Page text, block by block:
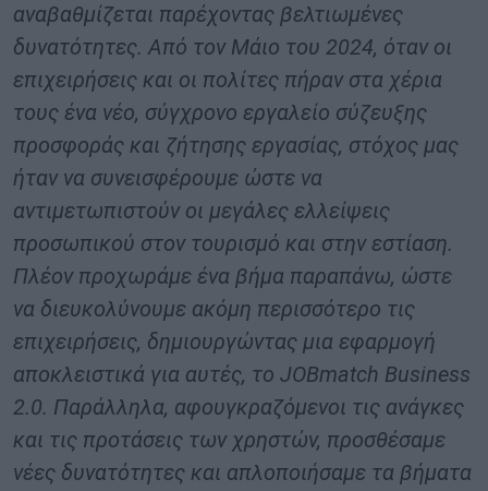
αναβαθμίζεται παρέχοντας βελτιωμένες
δυνατότητες. Από τον Μάιο του 2024, όταν οι
επιχειρήσεις και οι πολίτες πήραν στα χέρια
τους ένα νέο, σύγχρονο εργαλείο σύζευξης
προσφοράς και ζήτησης εργασίας, στόχος μας
ήταν να συνεισφέρουμε ώστε να
αντιμετωπιστούν οι μεγάλες ελλείψεις
προσωπικού στον τουρισμό και στην εστίαση.
Πλέον προχωράμε ένα βήμα παραπάνω, ώστε
να διευκολύνουμε ακόμη περισσότερο τις
επιχειρήσεις, δημιουργώντας μια εφαρμογή
αποκλειστικά για αυτές, το JOBmatch Business
2.0. Παράλληλα, αφουγκραζόμενοι τις ανάγκες
και τις προτάσεις των χρηστών, προσθέσαμε
νέες δυνατότητες και απλοποιήσαμε τα βήματα